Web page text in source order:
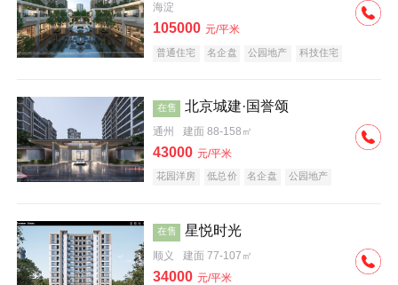
海淀
105000 元/平米
普通住宅 名企盘 公园地产 科技住宅
在售 北京城建·国誉颂
通州 建面 88-158㎡
43000 元/平米
花园洋房 低总价 名企盘 公园地产
在售 星悦时光
顺义 建面 77-107㎡
34000 元/平米